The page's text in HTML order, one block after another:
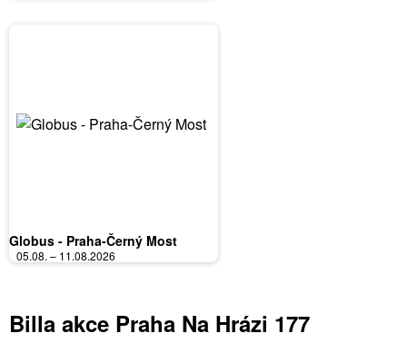
Globus - Praha-Černý Most
05.08. – 11.08.2026
Billa akce Praha Na Hrázi 177